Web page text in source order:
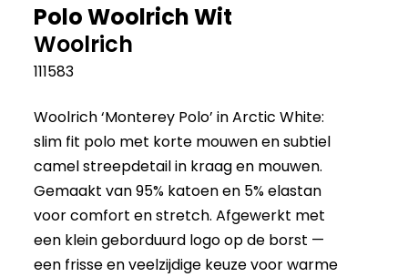
Polo Woolrich Wit
Woolrich
111583
Woolrich ‘Monterey Polo’ in Arctic White:
slim fit polo met korte mouwen en subtiel
camel streepdetail in kraag en mouwen.
Gemaakt van 95% katoen en 5% elastan
voor comfort en stretch. Afgewerkt met
een klein geborduurd logo op de borst —
een frisse en veelzijdige keuze voor warme